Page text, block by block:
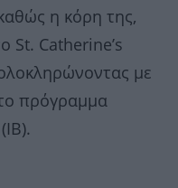
η κόρη της,
St. Catherine’s
με
πρόγραμμα